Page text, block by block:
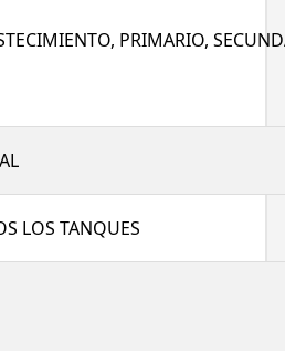
PRIMARIO,
LOS TANQUES